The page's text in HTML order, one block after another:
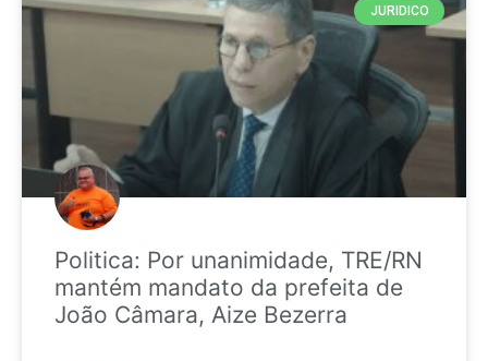
JURIDICO
Politica: Por unanimidade, TRE/RN
mantém mandato da prefeita de
João Câmara, Aize Bezerra